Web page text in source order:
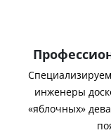
инженеры
«яблочных»